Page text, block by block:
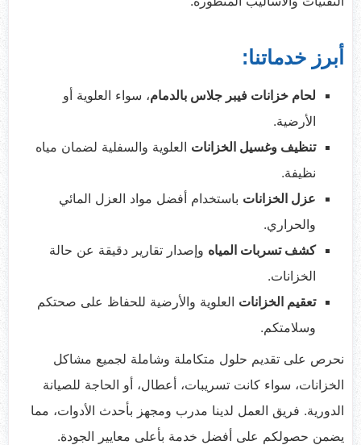
أبرز خدماتنا:
لحام خزانات فيبر جلاس بالدمام، سواء العلوية أو
الأرضية.
تنظيف وغسيل الخزانات العلوية والسفلية لضمان مياه
نظيفة.
عزل الخزانات باستخدام أفضل مواد العزل المائي
والحراري.
كشف تسربات المياه وإصدار تقارير دقيقة عن حالة
الخزانات.
تعقيم الخزانات العلوية والأرضية للحفاظ على صحتكم
وسلامتكم.
نحرص على تقديم حلول متكاملة وشاملة لجميع مشاكل
الخزانات، سواء كانت تسريبات، أعطال، أو الحاجة للصيانة
الدورية. فريق العمل لدينا مدرب ومجهز بأحدث الأدوات، مما
يضمن حصولكم على أفضل خدمة بأعلى معايير الجودة.